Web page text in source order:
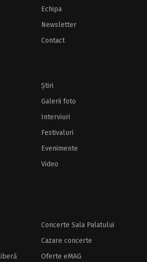
Echipa
Newsletter
Contact
Ştiri
Galerii foto
Interviuri
Festivaluri
Evenimente
Video
Concerte Sala Palatului
Cazare concerte
Oferte eMAG